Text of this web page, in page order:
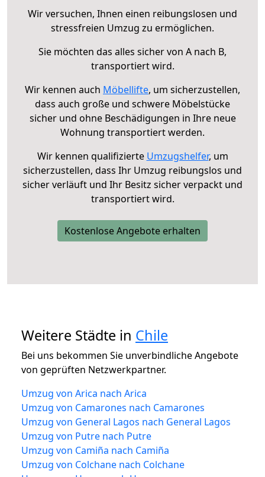
Wir versuchen, Ihnen einen reibungslosen und
stressfreien Umzug zu ermöglichen.
Sie möchten das alles sicher von A nach B,
transportiert wird.
Wir kennen auch Möbellifte, um sicherzustellen,
dass auch große und schwere Möbelstücke
sicher und ohne Beschädigungen in Ihre neue
Wohnung transportiert werden.
Wir kennen qualifizierte Umzugshelfer, um
sicherzustellen, dass Ihr Umzug reibungslos und
sicher verläuft und Ihr Besitz sicher verpackt und
transportiert wird.
Kostenlose Angebote erhalten
Weitere Städte in Chile
Bei uns bekommen Sie unverbindliche Angebote
von geprüften Netzwerkpartner.
Umzug von Arica nach Arica
Umzug von Camarones nach Camarones
Umzug von General Lagos nach General Lagos
Umzug von Putre nach Putre
Umzug von Camiña nach Camiña
Umzug von Colchane nach Colchane